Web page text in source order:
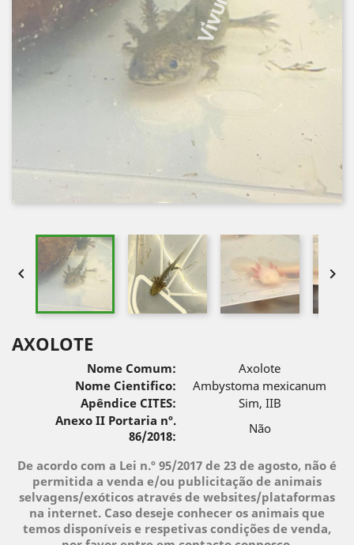
 
AXOLOTE
Nome Comum:
Axolote
Nome Cientifico:
Ambystoma mexicanum
Apêndice CITES:
Sim, IIB
Anexo II Portaria nº.
86/2018:
Não
De acordo com a Lei n.º 95/2017 de 23 de agosto, não é
permitida a venda e/ou publicitação de animais
selvagens/exóticos através de websites/plataformas
na internet. Caso deseje conhecer os animais que
temos disponíveis e respetivas condições de venda,